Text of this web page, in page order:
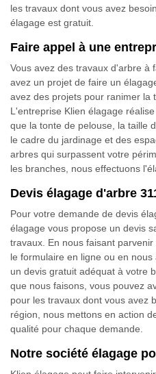
les travaux dont vous avez
élagage est gratuit.
Faire appel à une
Vous avez des travaux d'arbre à
avez un projet de faire un
avez des projets pour ranimer la
L'entreprise Klien élagage
que la tonte de pelouse, la taille
le cadre du jardinage et des
arbres qui surpassent votre
les branches, nous effectuons
Devis élagage d'arbre
Pour votre demande de devis
élagage vous propose un devis
travaux. En nous faisant
le formulaire en ligne ou en
un devis gratuit adéquat à votre
que nous faisons, vous pouvez
pour les travaux dont vous avez
région, nous mettons en action
qualité pour chaque demande.
Notre société élagage